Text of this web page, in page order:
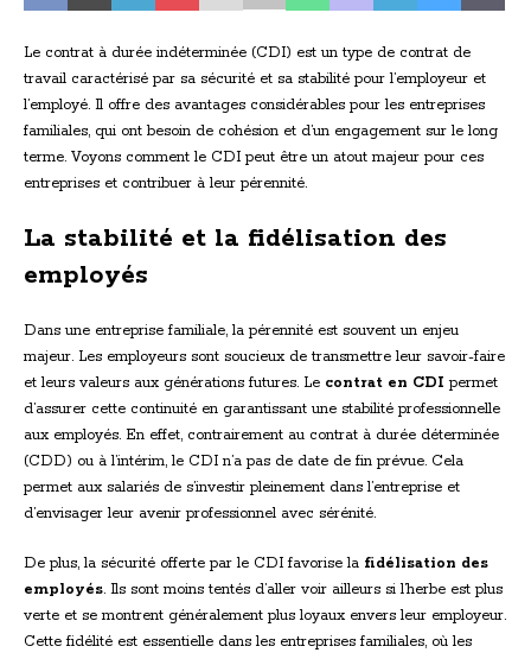
Le contrat à durée indéterminée (CDI) est un type de contrat de
travail caractérisé par sa sécurité et sa stabilité pour l’employeur et
l’employé. Il offre des avantages considérables pour les entreprises
familiales, qui ont besoin de cohésion et d’un engagement sur le long
terme. Voyons comment le CDI peut être un atout majeur pour ces
entreprises et contribuer à leur pérennité.
La stabilité et la fidélisation des
employés
Dans une entreprise familiale, la pérennité est souvent un enjeu
majeur. Les employeurs sont soucieux de transmettre leur savoir-faire
et leurs valeurs aux générations futures. Le contrat en CDI permet
d’assurer cette continuité en garantissant une stabilité professionnelle
aux employés. En effet, contrairement au contrat à durée déterminée
(CDD) ou à l’intérim, le CDI n’a pas de date de fin prévue. Cela
permet aux salariés de s’investir pleinement dans l’entreprise et
d’envisager leur avenir professionnel avec sérénité.
De plus, la sécurité offerte par le CDI favorise la fidélisation des
employés. Ils sont moins tentés d’aller voir ailleurs si l’herbe est plus
verte et se montrent généralement plus loyaux envers leur employeur.
Cette fidélité est essentielle dans les entreprises familiales, où les